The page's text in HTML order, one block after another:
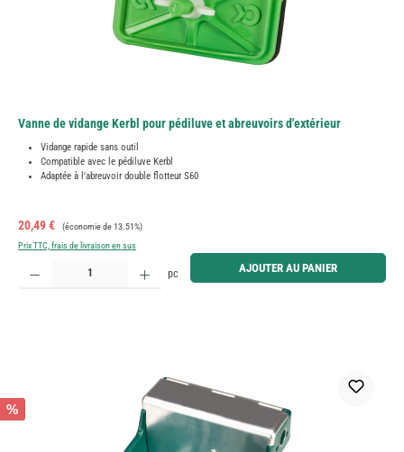
Vanne de vidange Kerbl pour pédiluve et abreuvoirs d'extérieur
Vidange rapide sans outil
Compatible avec le pédiluve Kerbl
Adaptée à l'abreuvoir double flotteur S60
Prix de vente :
20,49 € Prix régulier :
(économie de 13.51%)
Prix TTC, frais de livraison en sus
Quantité de produit : Entrez la quantité souhaitée ou utilisez les boutons pour augmenter ou
pc AJOUTER AU PANIER
%